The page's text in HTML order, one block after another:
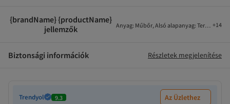
{brandName} {productName}
jellemzők
Anyag: Műbőr, Alsó alapanyag: +14
Biztonsági információk Részletek megjelenítése
Trendyol 9.3 Az Üzlethez